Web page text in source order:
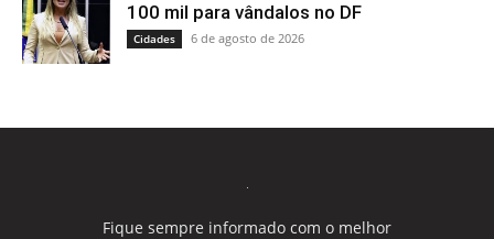
100 mil para vândalos no DF
Cidades 6 de agosto de 2026
Fique sempre informado com o melhor